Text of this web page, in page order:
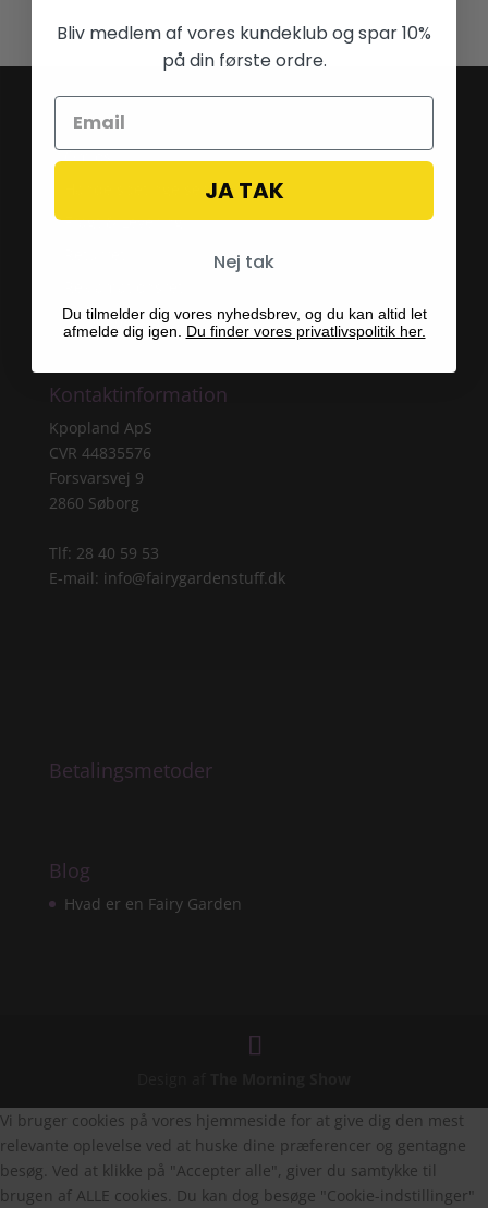
Praktisk info
Om os
Handelsbetingelser
Fragt & Levering
Persondatapolitik
Kontaktinformation
Kpopland ApS
CVR 44835576
Forsvarsvej 9
2860 Søborg
Tlf: 28 40 59 53
E-mail: info@fairygardenstuff.dk
Betalingsmetoder
Blog
Hvad er en Fairy Garden
Vi bruger cookies på vores hjemmeside for at give dig den mest
relevante oplevelse ved at huske dine præferencer og gentagne
besøg. Ved at klikke på "Accepter alle", giver du samtykke til
brugen af ALLE cookies. Du kan dog besøge "Cookie-indstillinger"
Bliv medlem af vores kundeklub og spar 10%
på din første ordre.
JA TAK
Nej tak
Du tilmelder dig vores nyhedsbrev, og du kan altid let
afmelde dig igen. Du finder vores privatlivspolitik her.